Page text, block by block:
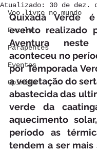
Voo livre no mundo
Escola
Parapentes
Eventos
Opinião
Atualizado: 30 de dez.
Quixadá Verde
evento realizado
Aventura
aconteceu no
por Temporada
a vegetação do
abastecida das
verde da
aquecimento
período as
tendem a ser mais